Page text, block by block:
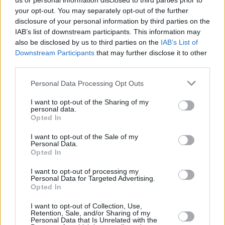
your opt-out. You may separately opt-out of the further
disclosure of your personal information by third parties on the
IAB’s list of downstream participants. This information may
also be disclosed by us to third parties on the IAB’s List of
Downstream Participants that may further disclose it to other
Please note that this website/app uses one or more Google
not limited to your visit or usage behaviour. You may click to
grant or deny consent to Google and its third-party tags to
use your data for below specified purposes in below Google
consent section.
Personal Data Processing Opt Outs
I want to opt-out of the Sharing of my
personal data.
Opted In
I want to opt-out of the Sale of my
Personal Data.
Opted In
I want to opt-out of processing my
Personal Data for Targeted Advertising.
Opted In
I want to opt-out of Collection, Use,
Retention, Sale, and/or Sharing of my
Personal Data that Is Unrelated with the
ΔΙΑΒΑΣΤΕ ΑΚΟΜΑ